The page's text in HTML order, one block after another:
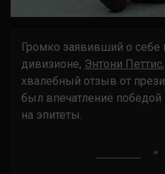
Громко заявивший о себе
дивизионе, Энтони Петтис
хвалебный отзыв от
был впечатление победой
на эпитеты.